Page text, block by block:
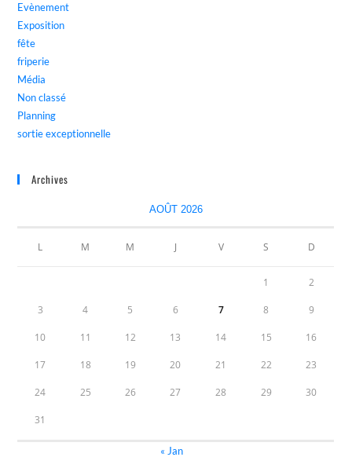
Evènement
Exposition
fête
friperie
Média
Non classé
Planning
sortie exceptionnelle
Archives
AOÛT 2026
L M M J V S D
1 2
3 4 5 6 7 8 9
10 11 12 13 14 15 16
17 18 19 20 21 22 23
24 25 26 27 28 29 30
31
« Jan